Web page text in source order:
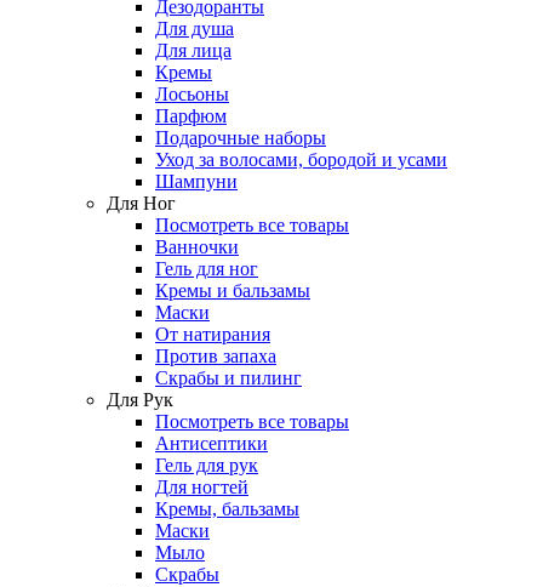
Дезодоранты
Для душа
Для лица
Кремы
Лосьоны
Парфюм
Подарочные наборы
Уход за волосами, бородой и усами
Шампуни
Для Ног
Посмотреть все товары
Ванночки
Гель для ног
Кремы и бальзамы
Маски
От натирания
Против запаха
Скрабы и пилинг
Для Рук
Посмотреть все товары
Антисептики
Гель для рук
Для ногтей
Кремы, бальзамы
Маски
Мыло
Скрабы